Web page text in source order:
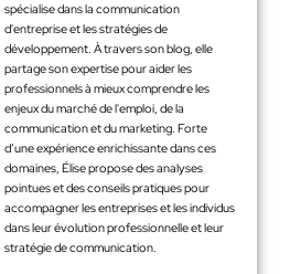
spécialise dans la communication
d'entreprise et les stratégies de
développement. À travers son blog, elle
partage son expertise pour aider les
professionnels à mieux comprendre les
enjeux du marché de l'emploi, de la
communication et du marketing. Forte
d’une expérience enrichissante dans ces
domaines, Élise propose des analyses
pointues et des conseils pratiques pour
accompagner les entreprises et les individus
dans leur évolution professionnelle et leur
stratégie de communication.